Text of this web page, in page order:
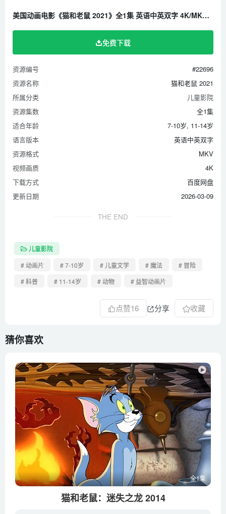
美国动画电影《猫和老鼠 2021》全1集 英语中英双字 4K/MKV/13.15G 百度云网盘下载
免费下载
资源编号
#22696
资源名称
猫和老鼠 2021
所属分类
儿童影院
资源集数
全1集
适合年龄
7-10岁, 11-14岁
语言版本
英语中英双字
资源格式
MKV
视频画质
4K
下载方式
百度网盘
更新日期
2026-03-09
THE END
儿童影院
# 动画片
# 7-10岁 # 儿童文学 # 魔法
# 冒险
# 科普
# 11-14岁 # 动物 # 益智动画片
点赞16 分享 收藏
猜你喜欢
全1集
猫和老鼠：迷失之龙 2014